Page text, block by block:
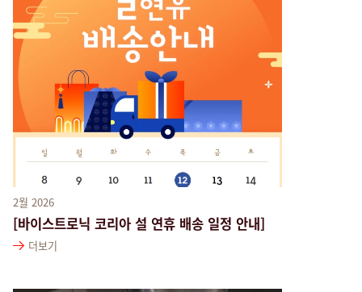
2월 2026
[바이스트로닉 코리아 설 연휴 배송 일정 안내]
더보기